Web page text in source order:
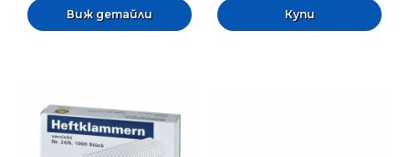
Виж детайли